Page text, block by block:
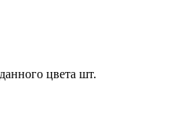
цвета шт.